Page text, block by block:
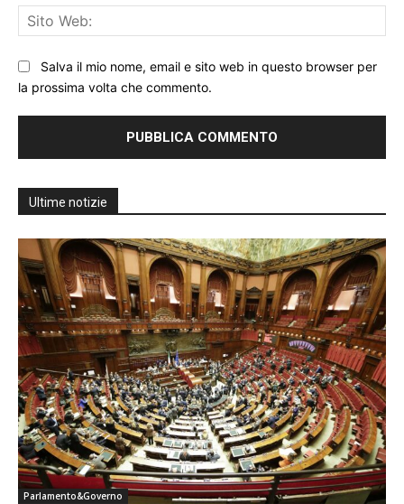
Salva il mio nome, email e sito web in questo browser per
la prossima volta che commento.
Ultime notizie
Parlamento&Governo